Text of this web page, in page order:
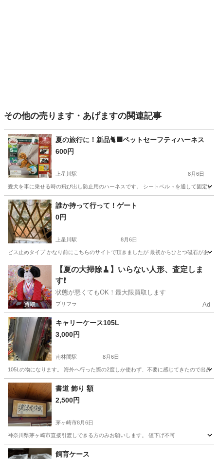
その他の売ります・あげますの関連記事
夏の旅行に！新品🐈‍⬛ペットセーフティハーネス
600円
上星川駅 8月6日
愛犬を車に乗せる時の飛び出し防止用のハーネスです。 シートベルトを通して固定
神奈川 横浜市 上星川駅 その他 マルチーズ
誰か持って行って！ゲート
0円
上星川駅 8月6日
ビス止めタイプ かなり前にこちらのサイトで頂きましたが 最初からひとつ磁石があ
神奈川 上星川駅 その他 磁石
【夏の大掃除🧹】いらない人形、査定しま
す❗️
状態が悪くてもOK！最大限買取します
プリフラ Ad
キャリーケース105L
3,000円
南林間駅 8月6日
105Lの物になります。 海外へ行った際の2度しか使わず、不要に感じてきたので出品
神奈川 大和市 南林間駅書道 飾り 額
2,500円
茅ヶ崎市8月6日
神奈川県茅ヶ崎市直接引渡しできる方のみお願いします。 値下げ不可
神奈川 茅ヶ崎市飼育ケース